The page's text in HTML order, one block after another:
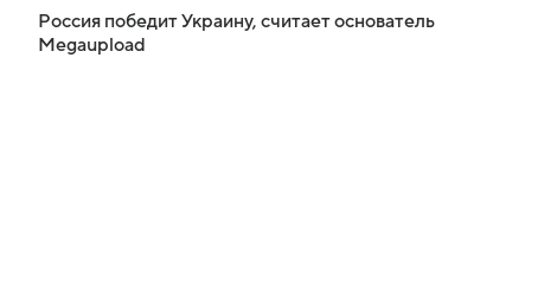
Россия победит Украину, считает основатель
Megaupload